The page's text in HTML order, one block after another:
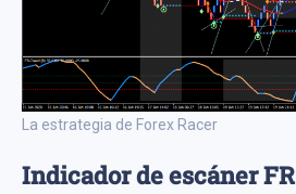
La estrategia de Forex Racer
Indicador de escáner FR